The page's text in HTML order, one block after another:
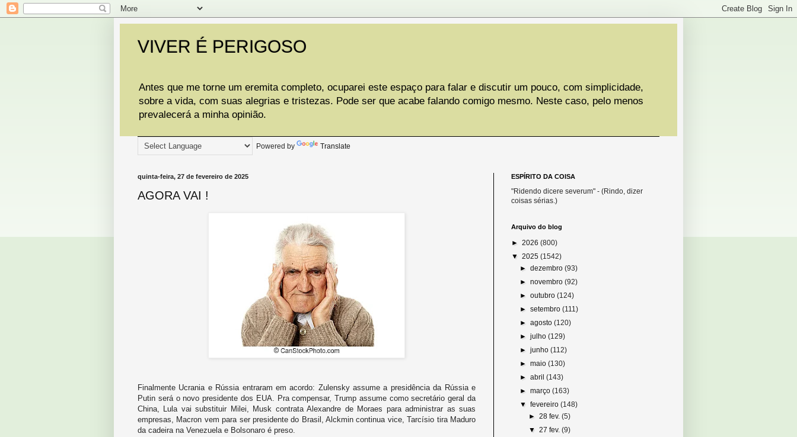
VIVER É PERIGOSO
Antes que me torne um eremita completo, ocuparei este espaço para falar e discutir um pouco, com simplicidade,
sobre a vida, com suas alegrias e tristezas. Pode ser que acabe falando comigo mesmo. Neste caso, pelo menos
prevalecerá a minha opinião.
Powered by Translate
quinta-feira, 27 de fevereiro de 2025
AGORA VAI !
Finalmente Ucrania e Rússia entraram em acordo: Zulensky assume a presidência da Rússia e
Putin será o novo presidente dos EUA. Pra compensar, Trump assume como secretário geral da
China, Lula vai substituir Milei, Musk contrata Alexandre de Moraes para administrar as suas
empresas, Macron vem para ser presidente do Brasil, Alckmin continua vice, Tarcísio tira Maduro
da cadeira na Venezuela e Bolsonaro é preso.
ESPÍRITO DA COISA
"Ridendo dicere severum" - (Rindo, dizer
coisas sérias.)
Arquivo do blog
► 2026 (800)
▼ 2025 (1542)
►dezembro(93)
►novembro(92)
►outubro(124)
►setembro(111)
►agosto(120)
►julho(129)
►junho(112)
►maio(130)
►abril(143)
►março(163)
▼fevereiro(148)
► 28 fev. (5)
▼ 27 fev. (9)